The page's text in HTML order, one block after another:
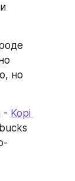
но
- Kopi